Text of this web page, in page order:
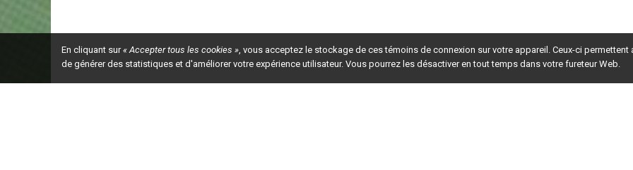
En cliquant sur« Accepter tous les cookies », vous acceptez le stockage de ces témoins de connexion sur votre appareil. Ceux-ci permettent
de générer des statistiques et d'améliorer votre expérience utilisateur. Vous pourrez les désactiver en tout temps dans votre fureteur Web.